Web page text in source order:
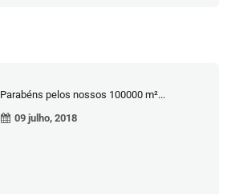
Parabéns pelos nossos 100000 m²...
09 julho, 2018